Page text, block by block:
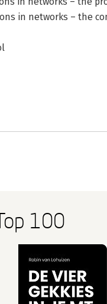
ten
in networks – the
100